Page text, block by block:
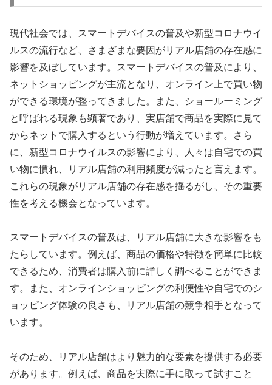
現代社会では、スマートデバイスの普及や新型コロナウイ
ルスの流行など、さまざまな要因がリアル店舗の存在感に
影響を及ぼしています。スマートデバイスの普及により、
ネットショッピングが主流となり、オンライン上で買い物
ができる環境が整ってきました。また、ショールーミング
と呼ばれる現象も顕著であり、実店舗で商品を実際に見て
からネットで購入するという行動が増えています。さら
に、新型コロナウイルスの影響により、人々は自宅での買
い物に慣れ、リアル店舗の利用頻度が減ったと言えます。
これらの現象がリアル店舗の存在感を揺るがし、その重要
性を考える機会となっています。
スマートデバイスの普及は、リアル店舗に大きな影響をも
たらしています。例えば、商品の価格や特徴を簡単に比較
できるため、消費者は購入前に詳しく調べることができま
す。また、オンラインショッピングの利便性や自宅でのシ
ョッピング体験の良さも、リアル店舗の競争相手となって
います。
そのため、リアル店舗はより魅力的な要素を提供する必要
があります。例えば、商品を実際に手に取って試すこと